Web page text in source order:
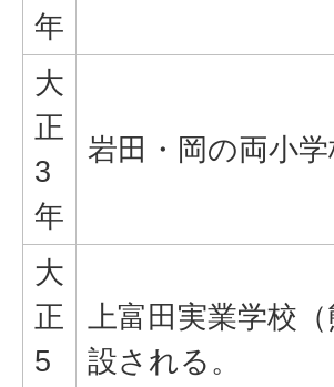
年
大
正
3
年
岩田・岡の両小
大
正
5
上富田実業学校
設される。